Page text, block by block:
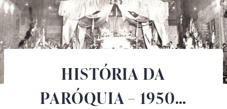
HISTÓRIA DA
PARÓQUIA – 1950…